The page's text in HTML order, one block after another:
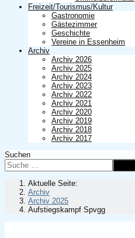
Freizeit/Tourismus/Kultur
Gastronomie
Gästezimmer
Geschichte
Vereine in Essenheim
Archiv
Archiv 2026
Archiv 2025
Archiv 2024
Archiv 2023
Archiv 2022
Archiv 2021
Archiv 2020
Archiv 2019
Archiv 2018
Archiv 2017
Suchen
Aktuelle Seite:
Archiv
Archiv 2025
Aufstiegskampf Spvgg